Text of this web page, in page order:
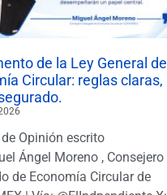
de la Ley General de
Circular: reglas claras,
Opinión escrito
Ángel Moreno , Consejero
de Economía Circular de